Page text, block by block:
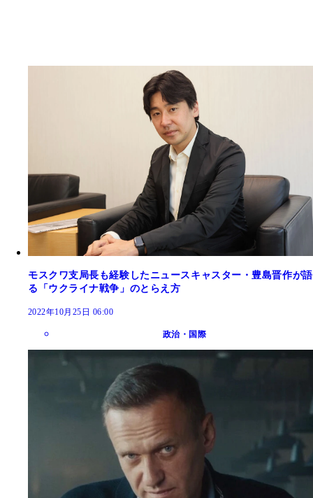
モスクワ支局長も経験したニュースキャスター・豊島晋作が語
る「ウクライナ戦争」のとらえ方
2022年10月25日 06:00
政治・国際